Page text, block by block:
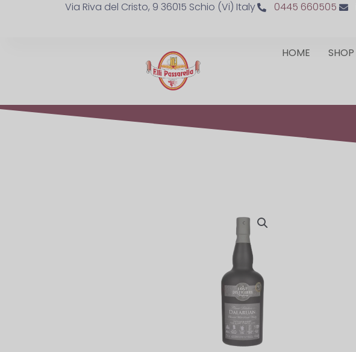
Via Riva del Cristo, 9 36015 Schio (Vi) Italy 0445 660505
HOME SHOP